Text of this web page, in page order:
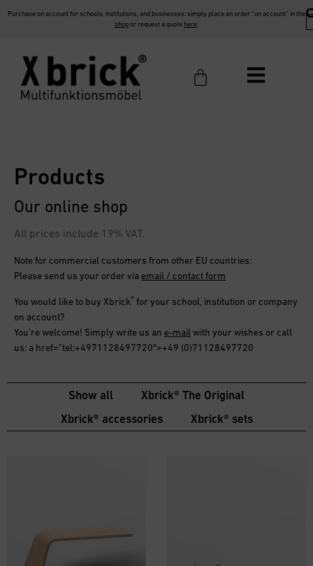
Purchase on account for schools, institutions, and businesses: simply place an order “on account” in the
shopor request a quote here
Note for commercial customers from other EU countries:
Please send us your order via email / contact form
You would like to buy Xbrick® for your school, institution or company
on account?
You’re welcome! Simply write us an e-mail with your wishes or call
us: a href=”tel:+4971128497720″>+49 (0)71128497720
Products
Our online shop
All prices include 19% VAT.
Show all
Xbrick® The Original
Xbrick® accessories
Xbrick® sets